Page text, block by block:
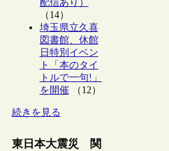
配信あり）
（14）
埼玉県立久喜
図書館、休館
日特別イベン
ト「本のタイ
トルで一句!」
を開催（12）
続きを見る
東日本大震災 関